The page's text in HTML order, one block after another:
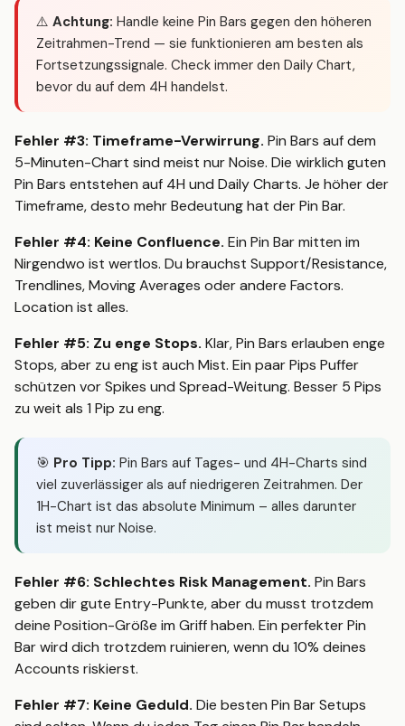
⚠️ Achtung: Handle keine Pin Bars gegen den höheren
Zeitrahmen-Trend — sie funktionieren am besten als
Fortsetzungssignale. Check immer den Daily Chart,
bevor du auf dem 4H handelst.
Fehler #3: Timeframe-Verwirrung. Pin Bars auf dem
5-Minuten-Chart sind meist nur Noise. Die wirklich guten
Pin Bars entstehen auf 4H und Daily Charts. Je höher der
Timeframe, desto mehr Bedeutung hat der Pin Bar.
Fehler #4: Keine Confluence. Ein Pin Bar mitten im
Nirgendwo ist wertlos. Du brauchst Support/Resistance,
Trendlines, Moving Averages oder andere Factors.
Location ist alles.
Fehler #5: Zu enge Stops. Klar, Pin Bars erlauben enge
Stops, aber zu eng ist auch Mist. Ein paar Pips Puffer
schützen vor Spikes und Spread-Weitung. Besser 5 Pips
zu weit als 1 Pip zu eng.
🎯 Pro Tipp: Pin Bars auf Tages- und 4H-Charts sind
viel zuverlässiger als auf niedrigeren Zeitrahmen. Der
1H-Chart ist das absolute Minimum – alles darunter
ist meist nur Noise.
Fehler #6: Schlechtes Risk Management. Pin Bars
geben dir gute Entry-Punkte, aber du musst trotzdem
deine Position-Größe im Griff haben. Ein perfekter Pin
Bar wird dich trotzdem ruinieren, wenn du 10% deines
Accounts riskierst.
Fehler #7: Keine Geduld. Die besten Pin Bar Setups